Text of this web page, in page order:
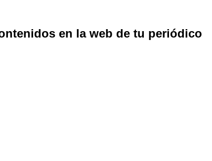
en la web de tu periódico